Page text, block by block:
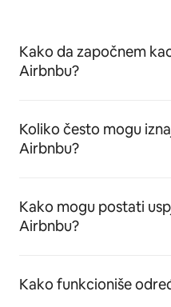
Kako da započnem
Airbnbu?
Koliko često mogu
Airbnbu?
Kako mogu postati
Airbnbu?
Kako funkcioniše